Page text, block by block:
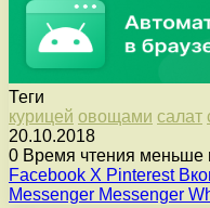
Теги
курицей овощами салат
20.10.2018
0 Время чтения меньше
Facebook X Pinterest
Messenger Messenger